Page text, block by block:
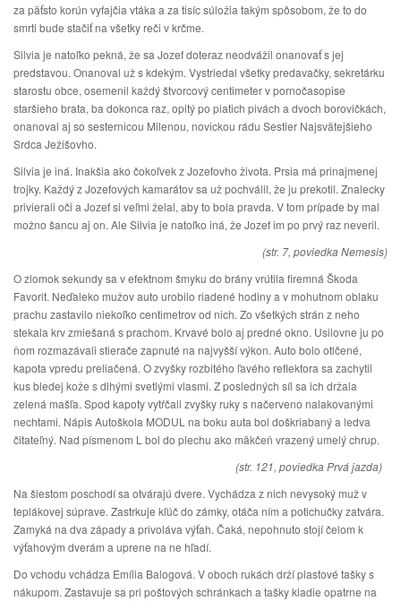
za päťsto korún vyfajčia vtáka a za tisíc súložia takým spôsobom, že to do
smrti bude stačiť na všetky reči v krčme.
Silvia je natoľko pekná, že sa Jozef doteraz neodvážil onanovať s jej
predstavou. Onanoval už s kdekým. Vystriedal všetky predavačky, sekretárku
starostu obce, osemenil každý štvorcový centimeter v pornočasopise
staršieho brata, ba dokonca raz, opitý po piatich pivách a dvoch borovičkách,
onanoval aj so sesternicou Milenou, novickou rádu Sestier Najsvätejšieho
Srdca Ježišovho.
Silvia je iná. Inakšia ako čokoľvek z Jozefovho života. Prsia má prinajmenej
trojky. Každý z Jozefových kamarátov sa už pochválil, že ju prekotil. Znalecky
privierali oči a Jozef si veľmi želal, aby to bola pravda. V tom prípade by mal
možno šancu aj on. Ale Silvia je natoľko iná, že Jozef im po prvý raz neveril.
(str. 7, poviedka Nemesis)
O zlomok sekundy sa v efektnom šmyku do brány vrútila firemná Škoda
Favorit. Neďaleko mužov auto urobilo riadené hodiny a v mohutnom oblaku
prachu zastavilo niekoľko centimetrov od nich. Zo všetkých strán z neho
stekala krv zmiešaná s prachom. Krvavé bolo aj predné okno. Usilovne ju po
ňom rozmazávali stierače zapnuté na najvyšší výkon. Auto bolo otlčené,
kapota vpredu preliačená. O zvyšky rozbitého ľavého reflektora sa zachytil
kus bledej kože s dlhými svetlými vlasmi. Z posledných síl sa ich držala
zelená mašľa. Spod kapoty vytŕčali zvyšky ruky s načerveno nalakovanými
nechtami. Nápis Autoškola MODUL na boku auta bol doškriabaný a ledva
čitateľný. Nad písmenom L bol do plechu ako mäkčeň vrazený umelý chrup.
(str. 121, poviedka Prvá jazda)
Na šiestom poschodí sa otvárajú dvere. Vychádza z nich nevysoký muž v
teplákovej súprave. Zastrkuje kľúč do zámky, otáča ním a potichučky zatvára.
Zamyká na dva západy a privoláva výťah. Čaká, nepohnuto stojí čelom k
výťahovým dverám a uprene na ne hľadí.
Do vchodu vchádza Emília Balogová. V oboch rukách drží plastové tašky s
nákupom. Zastavuje sa pri poštových schránkach a tašky kladie opatrne na